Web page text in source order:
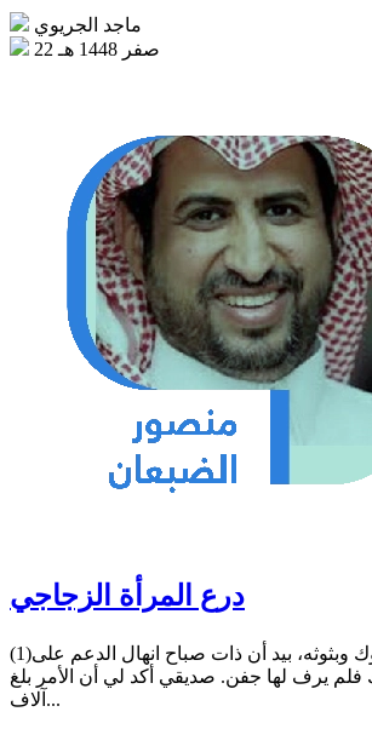
ماجد الجريوي
22 صفر 1448 هـ
درع المرأة الزجاجي
(1)أجهل دهاليز التيكتوك وبثوثه، بيد أن ذات صباح انهال الدعم على
فلم يرف لها جفن. صديقي أكد لي أن الأمر بلغ
آلاف...